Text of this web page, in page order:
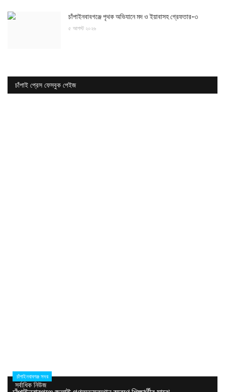
চাঁপাইনবাবগঞ্জে পৃথক অভিযানে মদ ও ইয়াবাসহ গ্রেফতার-৩
৫ আগস্ট ২০২৬
চাঁপাই প্রেস ফেসবুক পেইজ
সর্বাধিক নিউজ
চাঁপাইনবাবগঞ্জ সদর